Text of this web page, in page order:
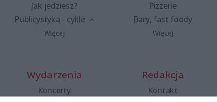
Jak jedziesz?
Publicystyka - cykle
Więcej
Pizzerie
Bary, fast foody
Więcej
Wydarzenia
Koncerty
Redakcja
Kontakt